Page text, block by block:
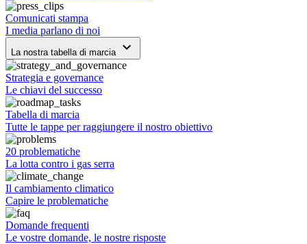
Comunicati stampa
I media parlano di noi
La nostra tabella di marcia keyboard_arrow_down
Strategia e governance
Le chiavi del successo
Tabella di marcia
Tutte le tappe per raggiungere il nostro obiettivo
20 problematiche
La lotta contro i gas serra
Il cambiamento climatico
Capire le problematiche
Domande frequenti
Le vostre domande, le nostre risposte